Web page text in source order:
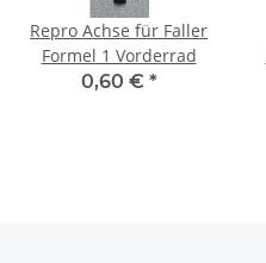
Repro Achse für Faller
Formel 1 Vorderrad
0,60 € *